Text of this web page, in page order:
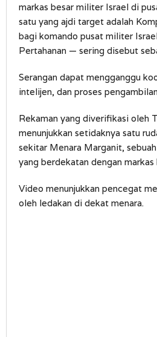
markas besar militer Israel di
satu yang ajdi target adalah
bagi komando pusat militer
Pertahanan — sering disebut
Serangan dapat mengganggu
intelijen, dan proses
Rekaman yang diverifikasi oleh
menunjukkan setidaknya satu
sekitar Menara Marganit,
yang berdekatan dengan
Video menunjukkan pencegat
oleh ledakan di dekat menara.